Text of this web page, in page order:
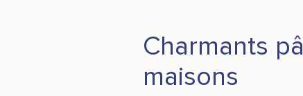
Charmants
maisons